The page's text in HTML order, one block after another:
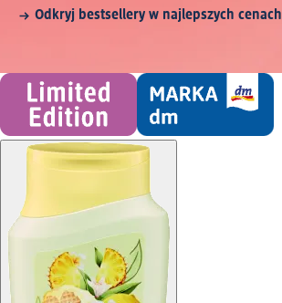
Odkryj bestsellery w najlepszych cenach